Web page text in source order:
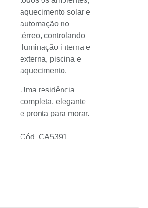
aquecimento solar e
automação no
térreo, controlando
iluminação interna e
externa, piscina e
aquecimento.
Uma residência
completa, elegante
e pronta para morar.
Cód. CA5391